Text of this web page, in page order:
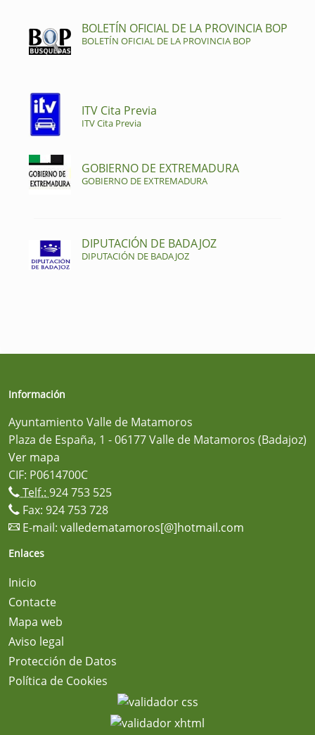
BOLETÍN OFICIAL DE LA PROVINCIA BOP
BOLETÍN OFICIAL DE LA PROVINCIA BOP
ITV Cita Previa
ITV Cita Previa
GOBIERNO DE EXTREMADURA
GOBIERNO DE EXTREMADURA
DIPUTACIÓN DE BADAJOZ
DIPUTACIÓN DE BADAJOZ
Información
Ayuntamiento Valle de Matamoros
Plaza de España, 1 - 06177 Valle de Matamoros (Badajoz)
Ver mapa
CIF: P0614700C
Telf.: 924 753 525
Fax: 924 753 728
E-mail: valledematamoros[@]hotmail.com
Enlaces
Inicio
Contacte
Mapa web
Aviso legal
Protección de Datos
Política de Cookies